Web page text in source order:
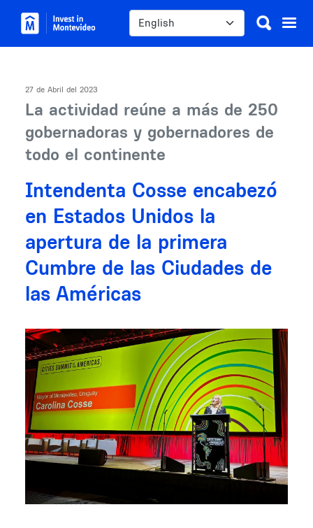
Select your language
27 de Abril del 2023
La actividad reúne a más de 250
gobernadoras y gobernadores de
todo el continente
Intendenta Cosse encabezó
en Estados Unidos la
apertura de la primera
Cumbre de las Ciudades de
las Américas
Image